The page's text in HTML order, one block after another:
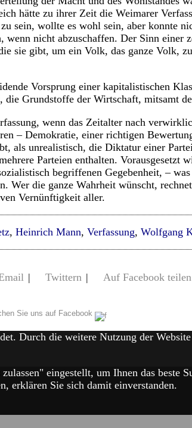
hätte zu ihrer Zeit die Weimarer
sein, wollte es wohl sein, aber konnte
wenn nicht abzuschaffen. Der Sinn einer
sie gibt, um ein Volk, das ganze Volk,
Vorsprung einer kapitalistischen
die Grundstoffe der Wirtschaft, mitsamt
wenn das Zeitalter nach
– Demokratie, einer richtigen
als unrealistisch, die Diktatur einer
Parteien enthalten. Vorausgesetzt
begriffenen Gegebenheit, –
Wer die ganze Wahrheit wünscht,
Vernünftigkeit aller.
, Heinrich Mann, Verfassung, Wolfgang
| Twittern | Auf Facebook teilen
Sie uns auf Facebook
Durch die weitere Nutzung der
eingestellt, um Ihnen das beste
erklären Sie sich damit einverstanden.